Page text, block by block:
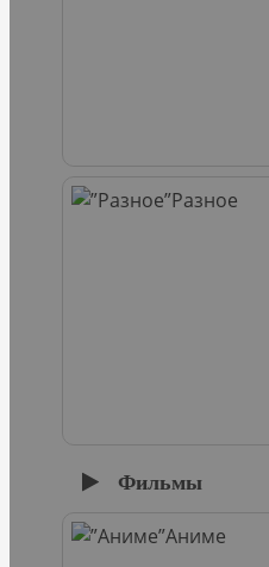
Разное
Фильмы
Аниме